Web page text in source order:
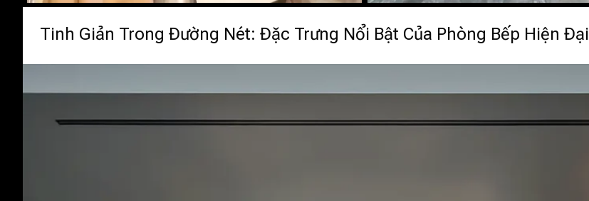
Tinh Giản Trong Đường Nét: Đặc Trưng Nổi Bật Của Phòng Bếp Hiện Đại